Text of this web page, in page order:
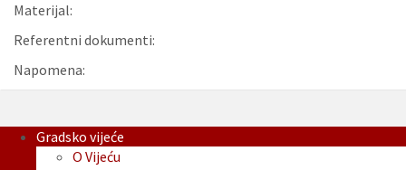
Materijal:
Referentni dokumenti:
Napomena:
Gradsko vijeće
O Vijeću